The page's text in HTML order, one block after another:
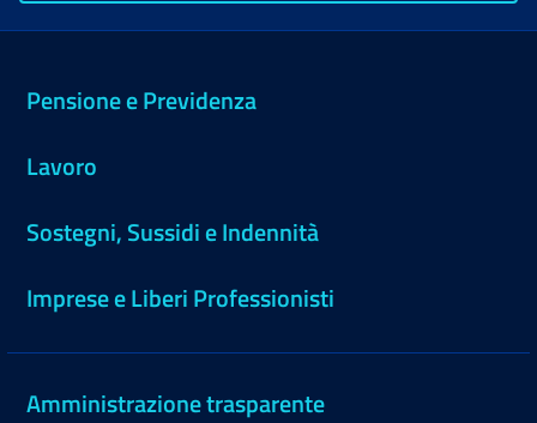
Pensione e Previdenza
Lavoro
Sostegni, Sussidi e Indennità
Imprese e Liberi Professionisti
Amministrazione trasparente